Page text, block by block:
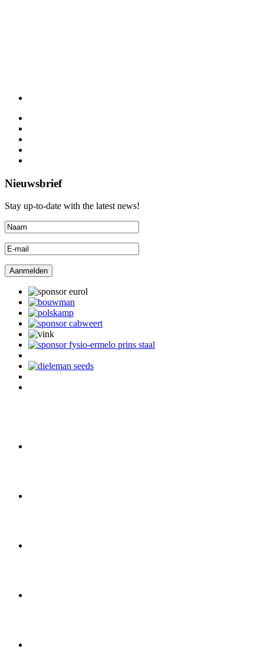
Nieuwsbrief
Stay up-to-date with the latest news!